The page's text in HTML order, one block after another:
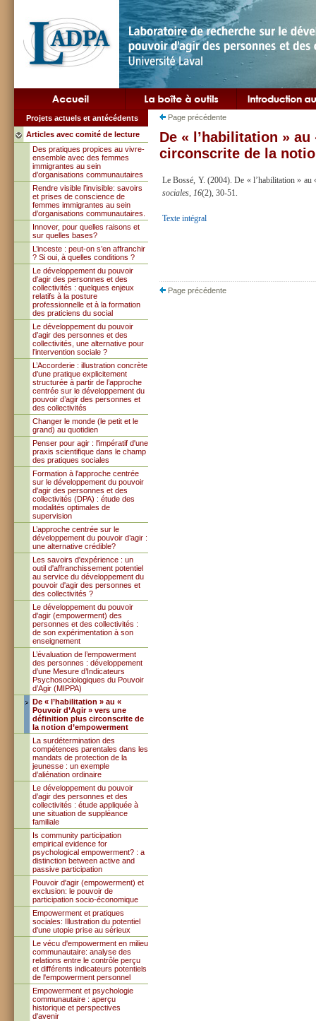
Projets actuels et antécédents
Articles avec comité de lecture
Des pratiques propices au vivre-
ensemble avec des femmes
immigrantes au sein
d’organisations communautaires
Rendre visible l’invisible: savoirs
et prises de conscience de
femmes immigrantes au sein
d’organisations communautaires.
Innover, pour quelles raisons et
sur quelles bases?
L’inceste : peut-on s’en affranchir
? Si oui, à quelles conditions ?
Le développement du pouvoir
d'agir des personnes et des
collectivités : quelques enjeux
relatifs à la posture
professionnelle et à la formation
des praticiens du social
Le développement du pouvoir
d’agir des personnes et des
collectivités, une alternative pour
l’intervention sociale ?
L’Accorderie : illustration concrète
d’une pratique explicitement
structurée à partir de l’approche
centrée sur le développement du
pouvoir d’agir des personnes et
des collectivités
Changer le monde (le petit et le
grand) au quotidien
Penser pour agir : l'impératif d'une
praxis scientifique dans le champ
des pratiques sociales
Formation à l'approche centrée
sur le développement du pouvoir
d'agir des personnes et des
collectivités (DPA) : étude des
modalités optimales de
supervision
L’approche centrée sur le
développement du pouvoir d’agir :
une alternative crédible?
Les savoirs d'expérience : un
outil d'affranchissement potentiel
au service du développement du
pouvoir d'agir des personnes et
des collectivités ?
Le développement du pouvoir
d'agir (empowerment) des
personnes et des collectivités :
de son expérimentation à son
enseignement
L’évaluation de l’empowerment
des personnes : développement
d’une Mesure d’Indicateurs
Psychosociologiques du Pouvoir
d’Agir (MIPPA)
De « l’habilitation » au «
Pouvoir d’Agir » vers une
définition plus circonscrite de
la notion d’empowerment
La surdétermination des
compétences parentales dans les
mandats de protection de la
jeunesse : un exemple
d’aliénation ordinaire
Le développement du pouvoir
d’agir des personnes et des
collectivités : étude appliquée à
une situation de suppléance
familiale
Is community participation
empirical evidence for
psychological empowerment? : a
distinction between active and
passive participation
Pouvoir d'agir (empowerment) et
exclusion: le pouvoir de
participation socio-économique
Empowerment et pratiques
sociales: Illustration du potentiel
d'une utopie prise au sérieux
Le vécu d'empowerment en milieu
communautaire: analyse des
relations entre le contrôle perçu
et différents indicateurs potentiels
de l'empowerment personnel
Empowerment et psychologie
communautaire : aperçu
historique et perspectives
d'avenir
Page précédente
De « l’habilitation »
circonscrite de la
Le Bossé, Y. (2004). De « l’habilitation »
sociales, 16(2), 30-51.
Texte intégral
Page précédente